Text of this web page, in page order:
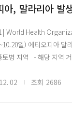
감염병 이슈 공유를 위
이미지 출처 Link
아, 말라리아 발
| World Health
일) 에티오피아 말
토병 지역 - 해당 지역
근 문제 및 건강 시설 기
02 조회 2686